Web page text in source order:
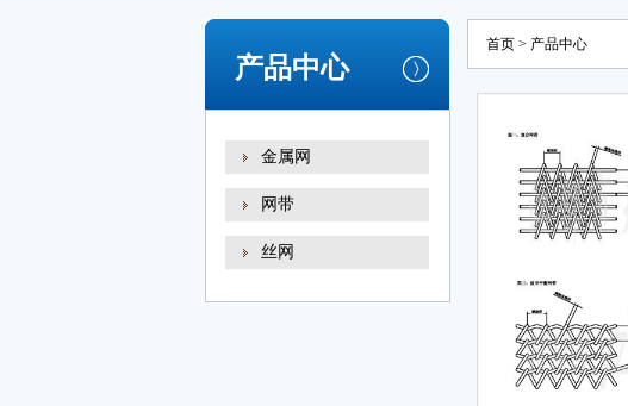
产品中心
金属网
网带
丝网
首页 > 产品中心